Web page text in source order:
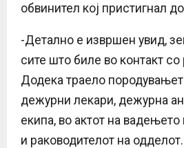
обвинител кој пристигнал
-Детално е извршен увид,
сите што биле во контакт со
Додека траело
дежурни лекари, дежурна
екипа, во актот на вадењето
и раководителот на